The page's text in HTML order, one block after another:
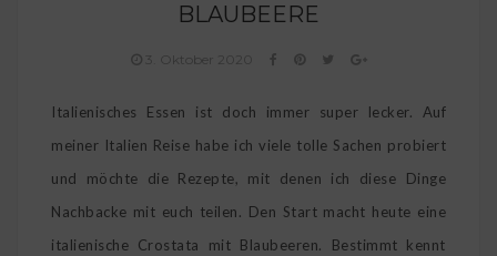
BLAUBEERE
3. Oktober 2020
Italienisches Essen ist doch immer super lecker. Auf
meiner Italien Reise habe ich viele tolle Sachen probiert
und möchte die Rezepte, mit denen ich diese Dinge
Nachbacke mit euch teilen. Den Start macht heute eine
italienische Crostata mit Blaubeeren. Bestimmt kennt